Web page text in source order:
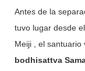
Antes de la
tuvo lugar desde
Meiji , el santuario
bodhisattva